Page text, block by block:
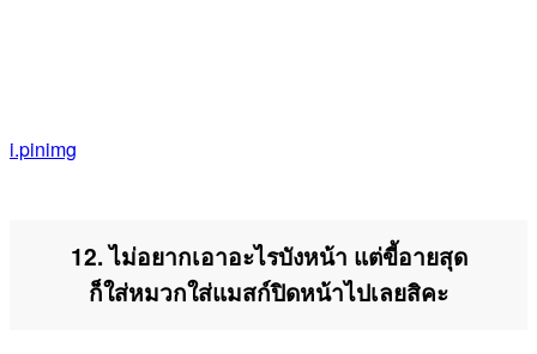
i.pinimg
12. ไม่อยากเอาอะไรบังหน้า แต่ขี้อายสุด
ก็ใส่หมวกใส่แมสก์ปิดหน้าไปเลยสิคะ